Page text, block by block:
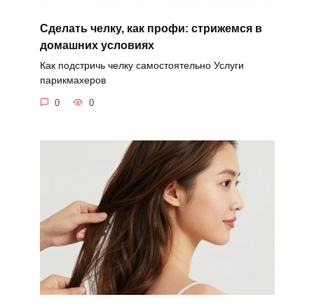
Сделать челку, как профи: стрижемся в
домашних условиях
Как подстричь челку самостоятельно Услуги
парикмахеров
0 0